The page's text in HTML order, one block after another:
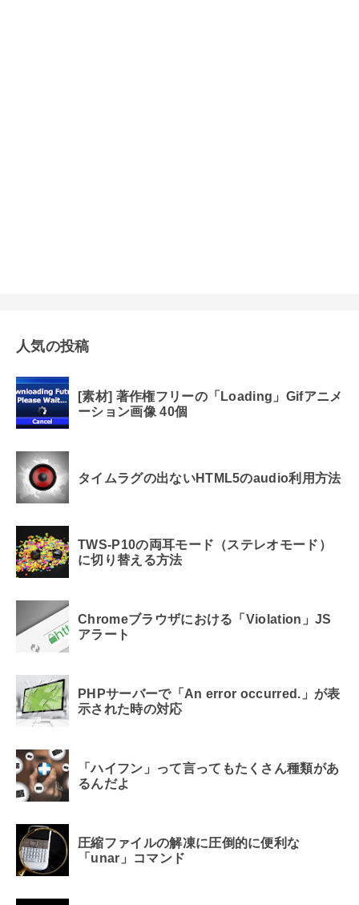
人気の投稿
[素材] 著作権フリーの「Loading」Gifアニメ
ーション画像 40個
タイムラグの出ないHTML5のaudio利用方法
TWS-P10の両耳モード（ステレオモード）
に切り替える方法
Chromeブラウザにおける「Violation」JS
アラート
PHPサーバーで「An error occurred.」が表
示された時の対応
「ハイフン」って言ってもたくさん種類があ
るんだよ
圧縮ファイルの解凍に圧倒的に便利な
「unar」コマンド